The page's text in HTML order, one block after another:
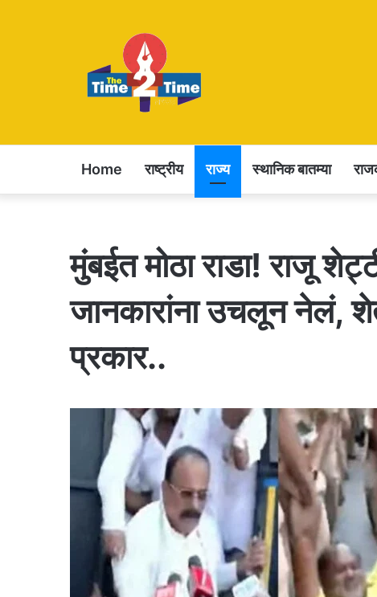
Home राष्ट्रीय राज्य स्थानिक बातम्या
मुंबईत मोठा राडा! राजू
जानकारांना उचलून नेलं,
प्रकार..